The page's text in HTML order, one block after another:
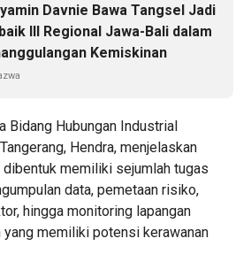
Davnie Bawa Tangsel Jadi
III Regional Jawa-Bali dalam
Kemiskinan
Bidang Hubungan Industrial
Hendra, menjelaskan
dibentuk memiliki sejumlah tugas
data, pemetaan risiko,
hingga monitoring lapangan
yang memiliki potensi kerawanan